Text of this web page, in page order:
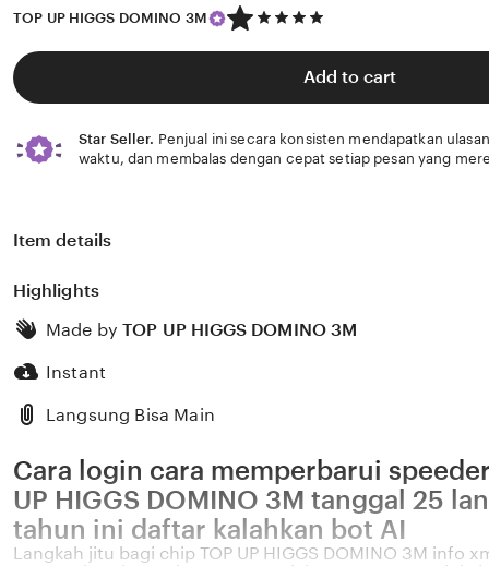
TOP UP HIGGS DOMINO 3M
5
out
of
Add to cart
Star Seller. Penjual ini secara konsisten mendapatkan
waktu, dan membalas dengan cepat setiap pesan yang
Item details
Highlights
Made byTOP UP HIGGS DOMINO 3M
Instant
Langsung Bisa Main
Cara login cara memperbarui
UP HIGGS DOMINO 3M tanggal 25
tahun ini daftar kalahkan bot AI
Langkah jitu bagi chip TOP UP HIGGS DOMINO 3M info